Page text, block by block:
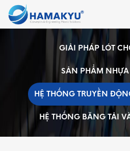
GIẢI PHÁP LÓT
SẢN PHẨM NHỰA
HỆ THỐNG TRUYỀN
HỆ THỐNG BĂNG TẢI